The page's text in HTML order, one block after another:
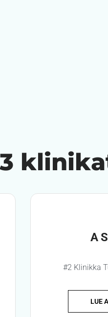
#2 Klinikka
LUE